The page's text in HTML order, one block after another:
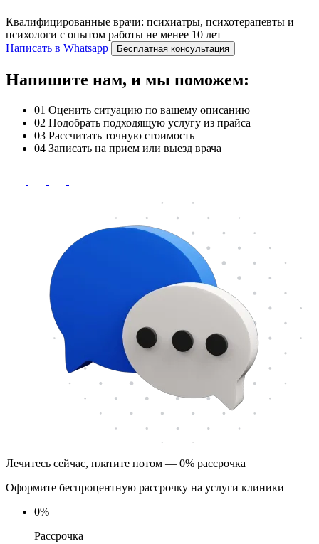
Квалифицированные врачи: психиатры, психотерапевты и
психологи с опытом работы не менее 10 лет
Написать в Whatsapp
Бесплатная консультация
Напишите нам, и мы поможем:
01 Оценить ситуацию по вашему описанию
02 Подобрать подходящую услугу из прайса
03 Рассчитать точную стоимость
04 Записать на прием или выезд врача
Лечитесь сейчас, платите потом — 0% рассрочка
Оформите беспроцентную рассрочку на услуги клиники
0%
Рассрочка